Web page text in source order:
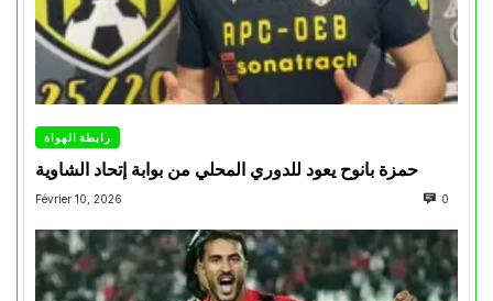
رابطة الهواة
حمزة بانوح يعود للدوري المحلي من بوابة إتحاد الشاوية
Février 10, 2026 0